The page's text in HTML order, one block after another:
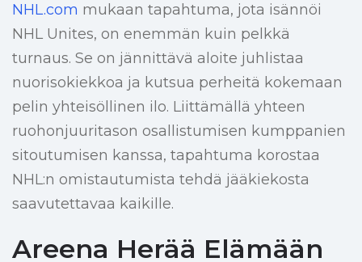
NHL.com mukaan tapahtuma, jota isännöi
NHL Unites, on enemmän kuin pelkkä
turnaus. Se on jännittävä aloite juhlistaa
nuorisokiekkoa ja kutsua perheitä kokemaan
pelin yhteisöllinen ilo. Liittämällä yhteen
ruohonjuuritason osallistumisen kumppanien
sitoutumisen kanssa, tapahtuma korostaa
NHL:n omistautumista tehdä jääkiekosta
saavutettavaa kaikille.
Areena Herää Elämään